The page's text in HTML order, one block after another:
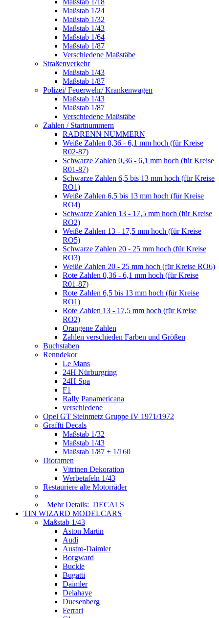
Maßstab 1/18
Maßstab 1/24
Maßstab 1/32
Maßstab 1/43
Maßstab 1/64
Maßstab 1/87
Verschiedene Maßstäbe
Straßenverkehr
Maßstab 1/43
Maßstab 1/87
Polizei/ Feuerwehr/ Krankenwagen
Maßstab 1/43
Maßstab 1/87
Verschiedene Maßstäbe
Zahlen / Startnummern
RADRENN NUMMERN
Weiße Zahlen 0,36 - 6,1 mm hoch (für Kreise
R02-87)
Schwarze Zahlen 0,36 - 6,1 mm hoch (für Kreise
R01-87)
Schwarze Zahlen 6,5 bis 13 mm hoch (für Kreise
RO1)
Weiße Zahlen 6,5 bis 13 mm hoch (für Kreise
RO4)
Schwarze Zahlen 13 - 17,5 mm hoch (für Kreise
RO2)
Weiße Zahlen 13 - 17,5 mm hoch (für Kreise
RO5)
Schwarze Zahlen 20 - 25 mm hoch (für Kreise
RO3)
Weiße Zahlen 20 - 25 mm hoch (für Kreise RO6)
Rote Zahlen 0,36 - 6,1 mm hoch (für Kreise
R01-87)
Rote Zahlen 6,5 bis 13 mm hoch (für Kreise
RO1)
Rote Zahlen 13 - 17,5 mm hoch (für Kreise
RO2)
Orangene Zahlen
Zahlen verschieden Farben und Größen
Buchstaben
Renndekor
Le Mans
24H Nürburgring
24H Spa
F1
Rally Panamericana
verschiedene
Opel GT Steinmetz Gruppe IV 1971/1972
Graffti Decals
Maßstab 1/32
Maßstab 1/43
Maßstab 1/87 + 1/160
Dioramen
Vitrinen Dekoration
Werbetafeln 1/43
Restauriere alte Motorräder
Mehr Details: DECALS
TIN WIZARD MODELCARS
Maßstab 1/43
Aston Martin
Audi
Austro-Daimler
Borgward
Buckle
Bugatti
Daimler
Delahaye
Duesenberg
Ferrari